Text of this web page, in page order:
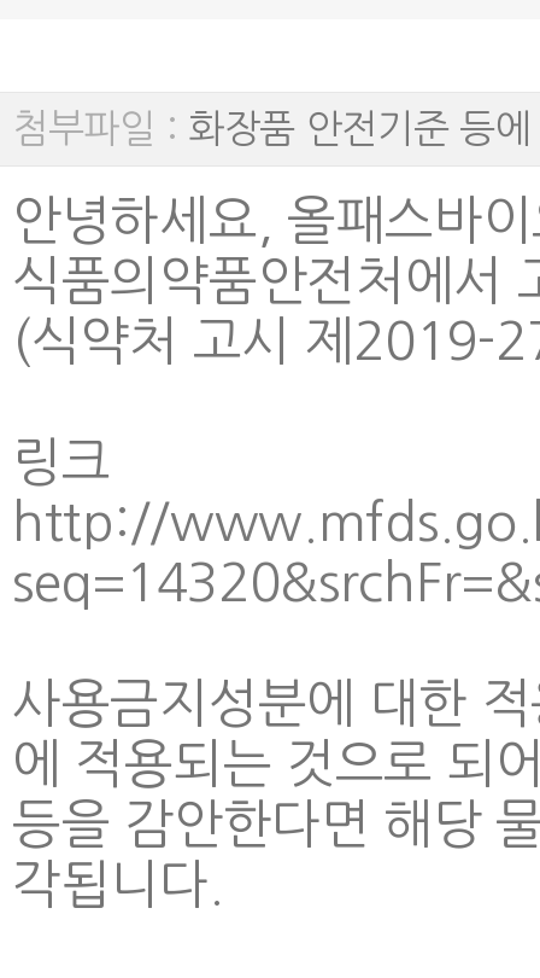
첨부파일 : 화장품 안전기준 등
안녕하세요, 올패스바
식품의약품안전처에서
(식약처 고시 제2019-
링크
http://
사용금지성분에 대한
에 적용되는 것으로 되
등을 감안한다면 해당
각됩니다.